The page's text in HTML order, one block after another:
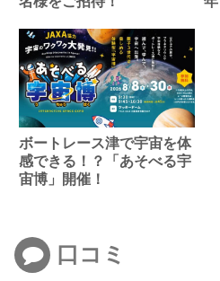
ボートレース津で宇宙を体
感できる！？「あそべる宇
宙博」開催！
口コミ